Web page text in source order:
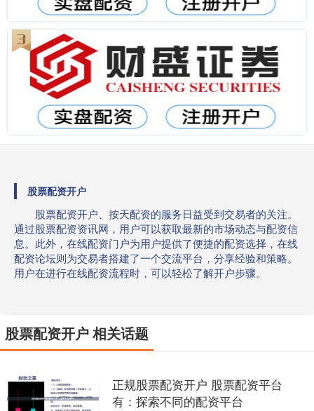
股票配资开户
股票配资开户、按天配资的服务日益受到交易者的关注。
通过股票配资资讯网，用户可以获取最新的市场动态与配资信
息。此外，在线配资门户为用户提供了便捷的配资选择，在线
配资论坛则为交易者搭建了一个交流平台，分享经验和策略。
用户在进行在线配资流程时，可以轻松了解开户步骤。
股票配资开户 相关话题
正规股票配资开户 股票配资平台
有：探索不同的配资平台